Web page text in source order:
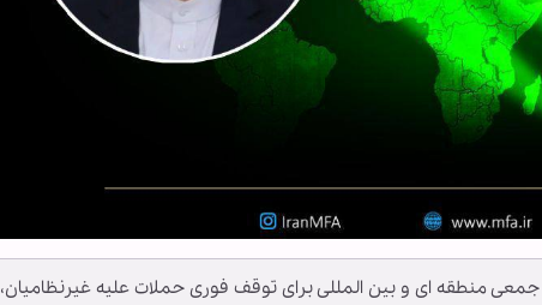
جمعی منطقه ای و بین المللی برای توقف فوری حملات علیه غیرنظامیان،